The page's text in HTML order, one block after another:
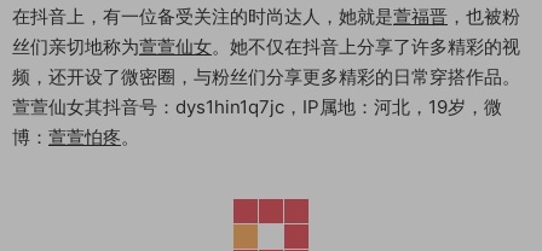
在抖音上，有一位备受关注的时尚达人，她就是萱福晋 ，也被粉
丝们亲切地称为萱萱仙女。她不仅在抖音上分享了许多精彩的视
频，还开设了微密圈，与粉丝们分享更多精彩的日常穿搭作品。
萱萱仙女其抖音号：dys1hin1q7jc，IP属地：河北，19岁，微
博： 萱萱怕疼。